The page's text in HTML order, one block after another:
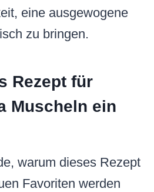
eine ausgewogene
zu bringen.
Rezept für
Muscheln ein
warum dieses Rezept
Favoriten werden